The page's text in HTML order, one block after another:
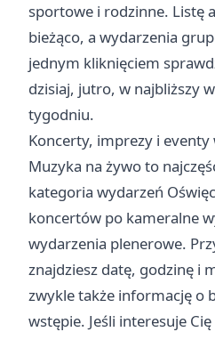
sportowe i rodzinne. Listę
bieżąco, a wydarzenia
jednym kliknięciem
dzisiaj, jutro, w najbliższy
tygodniu.
Koncerty, imprezy i eventy
Muzyka na żywo to
kategoria wydarzeń
koncertów po kameralne
wydarzenia plenerowe.
znajdziesz datę, godzinę i
zwykle także informację o
wstępie. Jeśli interesuje